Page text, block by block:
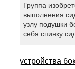
Группа
выполнения
узлу подушки
себя спинку
устройства